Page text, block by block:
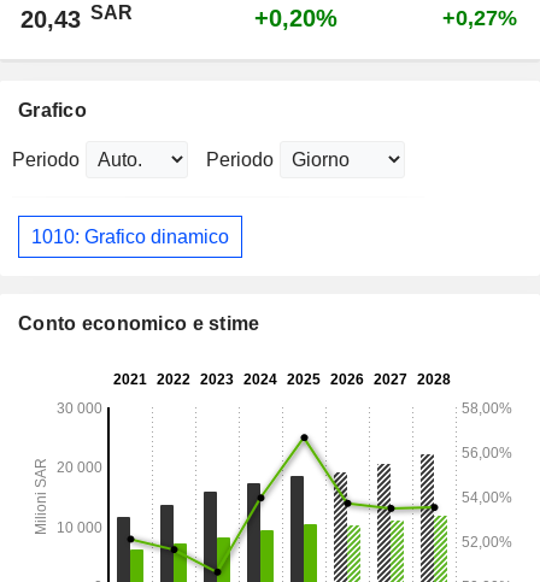
20,43 SAR +0,20% +0,27%
Grafico
Periodo Periodo
1010: Grafico dinamico
Conto economico e stime